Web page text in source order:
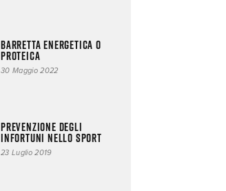
BARRETTA ENERGETICA O
PROTEICA
30 Maggio 2022
Prevenzione degli
infortuni nello sport
23 Luglio 2019